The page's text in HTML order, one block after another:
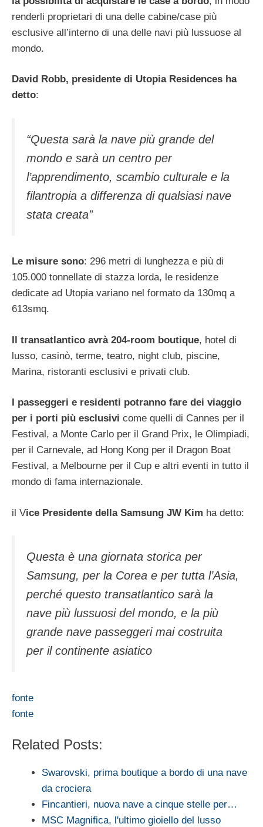
renderli proprietari di una delle cabine/case più
esclusive all’interno di una delle navi più lussuose al
mondo.
David Robb, presidente di Utopia Residences ha
detto:
“Questa sarà la nave più grande del
mondo e sarà un centro per
l’apprendimento, scambio culturale e la
filantropia a differenza di qualsiasi nave
stata creata”
Le misure sono: 296 metri di lunghezza e più di
105.000 tonnellate di stazza lorda, le residenze
dedicate ad Utopia variano nel formato da 130mq a
613smq.
Il transatlantico avrà 204-room boutique, hotel di
lusso, casinò, terme, teatro, night club, piscine,
Marina, ristoranti esclusivi e privati club.
I passeggeri e residenti potranno fare dei viaggio
per i porti più esclusivi come quelli di Cannes per il
Festival, a Monte Carlo per il Grand Prix, le Olimpiadi,
per il Carnevale, ad Hong Kong per il Dragon Boat
Festival, a Melbourne per il Cup e altri eventi in tutto il
mondo di fama internazionale.
il Vice Presidente della Samsung JW Kim ha detto:
Questa è una giornata storica per
Samsung, per la Corea e per tutta l’Asia,
perché questo transatlantico sarà la
nave più lussuosi del mondo, e la più
grande nave passeggeri mai costruita
per il continente asiatico
fonte
fonte
Related Posts:
Swarovski, prima boutique a bordo di una nave
da crociera
Fincantieri, nuova nave a cinque stelle per…
MSC Magnifica, l'ultimo gioiello del lusso